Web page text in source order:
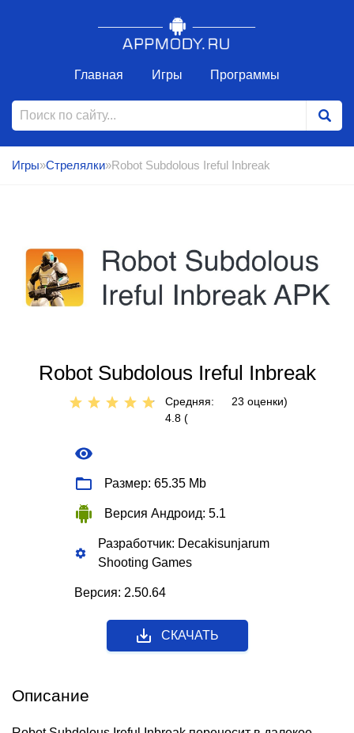
Главная Игры Программы
Игры»Стрелялки»Robot Subdolous Ireful Inbreak
Robot Subdolous Ireful Inbreak
Средняя:
4.8 (
23 оценки)
Размер: 65.35 Mb
Версия Андроид: 5.1
Разработчик: Decakisunjarum
Shooting Games
Версия: 2.50.64
СКАЧАТЬ
Описание